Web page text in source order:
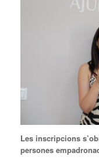
Les inscripcions
persones